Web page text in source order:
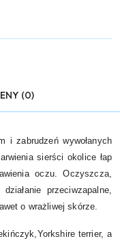
(0)
i zabrudzeń wywołanych
sierści okolice łap
oczu. Oczyszcza,
przeciwzapalne,
o wrażliwej skórze.
terrier, a